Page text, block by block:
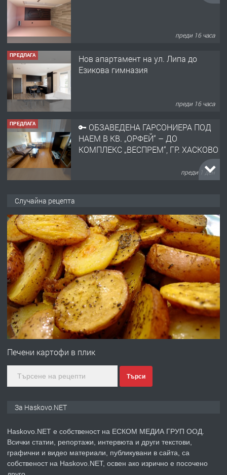
преди 16 часа
ПРЕДЛАГА
Нов апартамент на ул. Липа до
Езикова гимназия
преди 16 часа
ПРЕДЛАГА
🔑 ОБЗАВЕДЕНА ГАРСОНИЕРА ПОД
НАЕМ В КВ. „ОРФЕЙ“ – ДО
КОМПЛЕКС „ВЕСПРЕМ“, ГР. ХАСКОВО
преди 1 ден
АПАРТАМЕНТ В ЦЕНТЪРА НА ГР.
ХАСКОВО
преди 2 дни
ПРЕДЛАГА Давам гараж под наем
преди 2 дни
ПРЕДЛАГА
№4120 Магазин/Офис под наем в кв.
градската градина!
преди 3 дни
ПРЕДЛАГА Продавам парцел в гр. Хасково кв.
Случайна рецепта
Печени картофи в плик
Търси
За Haskovo.NET
Haskovo.NET е собственост на ЕСКОМ МЕДИА ГРУП ООД.
Всички статии, репортажи, интервюта и други текстови,
графични и видео материали, публикувани в сайта, са
собственост на Haskovo.NET, освен ако изрично е посочено